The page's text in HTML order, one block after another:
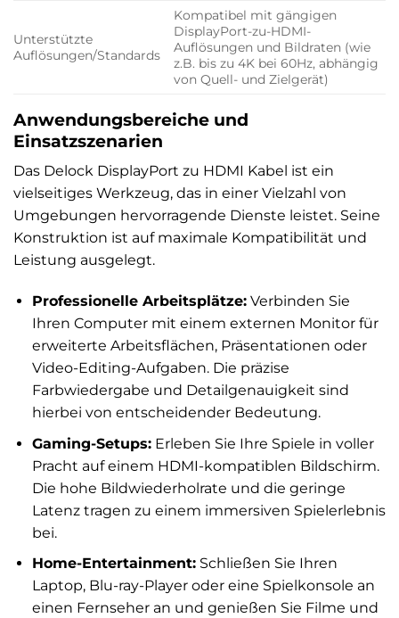
Unterstützte
Auflösungen/Standards
Kompatibel mit gängigen
DisplayPort-zu-HDMI-
Auflösungen und Bildraten (wie
z.B. bis zu 4K bei 60Hz, abhängig
von Quell- und Zielgerät)
Anwendungsbereiche und
Einsatzszenarien
Das Delock DisplayPort zu HDMI Kabel ist ein
vielseitiges Werkzeug, das in einer Vielzahl von
Umgebungen hervorragende Dienste leistet. Seine
Konstruktion ist auf maximale Kompatibilität und
Leistung ausgelegt.
Professionelle Arbeitsplätze:Verbinden Sie
Ihren Computer mit einem externen Monitor für
erweiterte Arbeitsflächen, Präsentationen oder
Video-Editing-Aufgaben. Die präzise
Farbwiedergabe und Detailgenauigkeit sind
hierbei von entscheidender Bedeutung.
Gaming-Setups:Erleben Sie Ihre Spiele in voller
Pracht auf einem HDMI-kompatiblen Bildschirm.
Die hohe Bildwiederholrate und die geringe
Latenz tragen zu einem immersiven Spielerlebnis
bei.
Home-Entertainment:Schließen Sie Ihren
Laptop, Blu-ray-Player oder eine Spielkonsole an
einen Fernseher an und genießen Sie Filme und